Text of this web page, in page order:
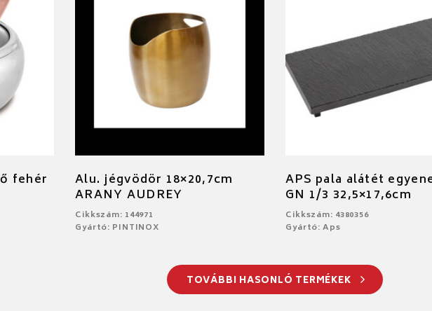
fehér Alu. jégvödör 18×20,7cm
ARANY AUDREY
Cikkszám: 144971
Gyártó: PINTINOX
APS pala alátét
GN 1/3 32,5×17,6cm
Cikkszám: 4380356
Gyártó: Aps
TOVÁBBI HASONLÓ TERMÉKEK